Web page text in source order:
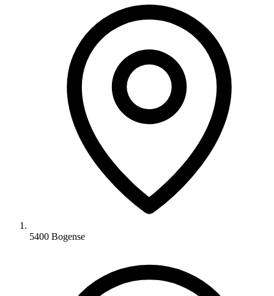
5400 Bogense